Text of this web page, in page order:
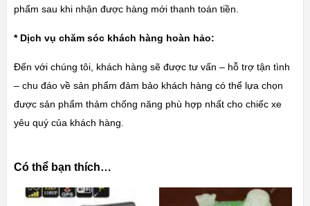
phẩm sau khi nhận được hàng mới thanh toán tiền.
* Dịch vụ chăm sóc khách hàng hoàn hảo:
Đến với chúng tôi, khách hàng sẽ được tư vấn – hỗ trợ tận tình
– chu đáo về sản phẩm đảm bảo khách hàng có thể lựa chọn
được sản phẩm thảm chống năng phù hợp nhất cho chiếc xe
yêu quý của khách hàng.
Có thể bạn thích…